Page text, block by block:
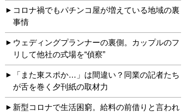
コロナ禍でもパチンコ屋が増えている地域の裏
事情
ウェディングプランナーの裏側。カップルのフ
リして他社の式場を“偵察”
「また東スポか…」は間違い？同業の記者たち
が舌を巻く夕刊紙の取材力
新型コロナで生活困窮。給料の前借りと言われ